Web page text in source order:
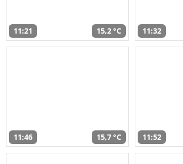
11:21 15,2 °C 11:32
11:46 15,7 °C 11:52